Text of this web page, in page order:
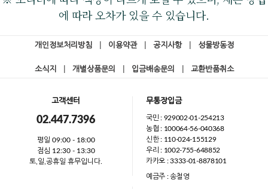
에 따라 오차가 있을 수 있습니다.
개인정보처리방침 이용약관 공지사항 성물방동정
소식지 개별상품문의 입금배송문의 교환반품취소
고객센터
02.447.7396
평일 09:00 - 18:00
점심 12:30 - 13:30
토,일,공휴일 휴무입니다.
무통장입금
국민 : 929002-01-254213
농협 : 100064-56-040368
신한 : 110-024-155129
우리 : 1002-755-648852
카카오 : 3333-01-8878101
예금주 : 송철영